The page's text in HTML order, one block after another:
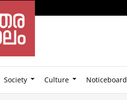
Society Culture Noticeboard